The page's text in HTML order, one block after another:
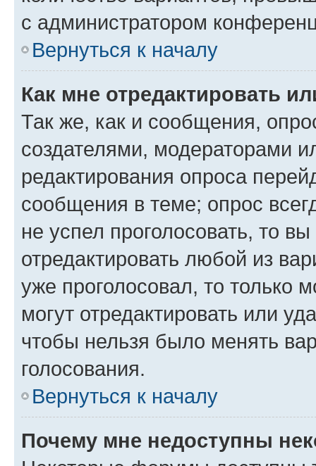
с администратором
Вернуться к началу
Как мне отредактировать
Так же, как и сообщения,
создателями, модераторами
редактирования опроса
сообщения в теме; опрос
не успел проголосовать, то
отредактировать любой из
уже проголосовал, то только
могут отредактировать или
чтобы нельзя было менять
голосования.
Вернуться к началу
Почему мне недоступны